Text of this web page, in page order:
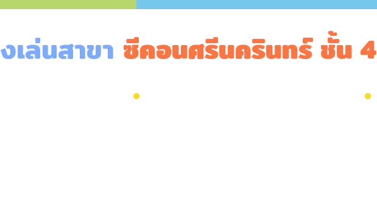
เล่นสาขา ซีคอนศรีนครินทร์ ชั้น 4